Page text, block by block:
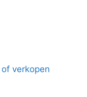
verkopen